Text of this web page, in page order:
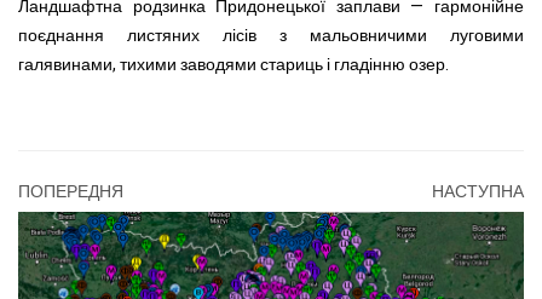
Ландшафтна родзинка Придонецької заплави — гармонійне
поєднання листяних лісів з мальовничими луговими
галявинами, тихими заводями стариць і гладінню озер.
ПОПЕРЕДНЯ НАСТУПНА